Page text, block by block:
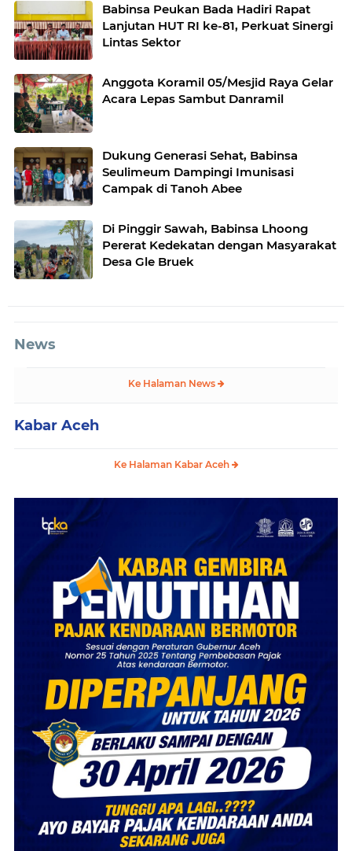
Babinsa Peukan Bada Hadiri Rapat
Lanjutan HUT RI ke-81, Perkuat Sinergi
Lintas Sektor
Anggota Koramil 05/Mesjid Raya Gelar
Acara Lepas Sambut Danramil
Dukung Generasi Sehat, Babinsa
Seulimeum Dampingi Imunisasi
Campak di Tanoh Abee
Di Pinggir Sawah, Babinsa Lhoong
Pererat Kedekatan dengan Masyarakat
Desa Gle Bruek
News
Ke Halaman News
Kabar Aceh
Ke Halaman Kabar Aceh